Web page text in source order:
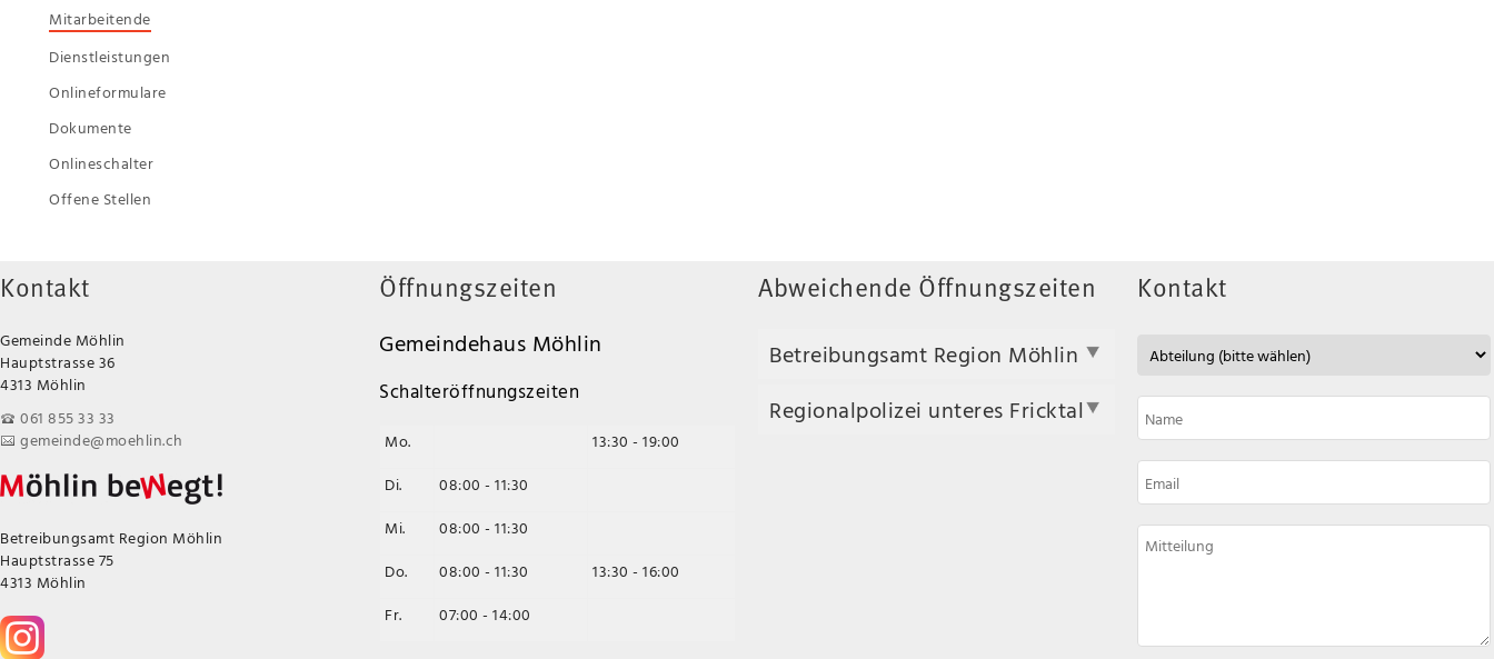
Mitarbeitende
Dienstleistungen
Onlineformulare
Dokumente
Onlineschalter
Offene Stellen
Kontakt
Gemeinde Möhlin
Hauptstrasse 36
4313 Möhlin
061 855 33 33
gemeinde@moehlin.ch
Betreibungsamt Region Möhlin
Hauptstrasse 75
4313 Möhlin
Öffnungszeiten
Gemeindehaus Möhlin
Schalteröffnungszeiten
Mo.
13:30 - 19:00
Di.
08:00 - 11:30
Mi.
08:00 - 11:30
Do.
08:00 - 11:30
13:30 - 16:00
Fr.
07:00 - 14:00
Abweichende Öffnungszeiten
Betreibungsamt Region Möhlin
Regionalpolizei unteres Fricktal
Kontakt